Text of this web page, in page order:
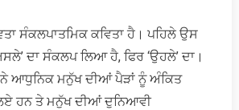
ਸੰਕਲਪਾਤਮਿਕ ਕਵਿਤਾ ਹੈ। ਪਹਿਲੇ ਉਸ
ਦਾ ਸੰਕਲਪ ਲਿਆ ਹੈ, ਫਿਰ ‘ਉਹਲੇ’ ਦਾ।
ਆਧੁਨਿਕ ਮਨੁੱਖ ਦੀਆਂ ਪੈੜਾਂ ਨੂੰ ਅੰਕਿਤ
ਹਨ ਤੇ ਮਨੁੱਖ ਦੀਆਂ ਦੁਨਿਆਵੀ